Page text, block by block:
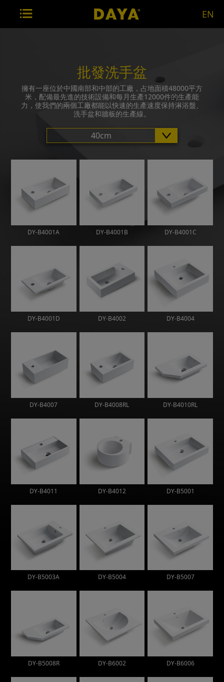
EN
批發洗手盆
擁有一座位於中國南部和中部的工廠，占地面積48000平方
米，配備最先進的技術設備和每月生產12000件的生產能
力，使我們的兩個工廠都能以快速的生產速度保持淋浴盤、
洗手盆和牆板的生產線。
40cm
DY-B4001A DY-B4001B DY-B4001C
DY-B4001D DY-B4002 DY-B4004
DY-B4007 DY-B4008RL DY-B4010RL
DY-B4011 DY-B4012 DY-B5001
DY-B5003A DY-B5004 DY-B5007
DY-B5008R DY-B6002 DY-B6006